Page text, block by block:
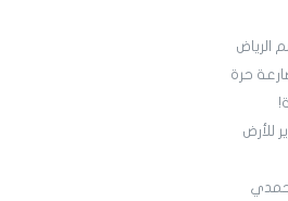
حرة
للأرض